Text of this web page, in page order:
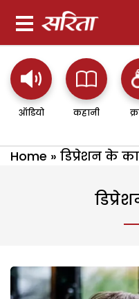
ऑडियो कहानी
Home » डिप्रेशन के